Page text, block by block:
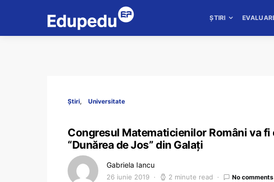
ȘTIRI
Știri Universitate
Congresul Matematicienilor Români va
“Dunărea de Jos” din Galați
Gabriela Iancu
26 iunie 2019 2 minute read No comments